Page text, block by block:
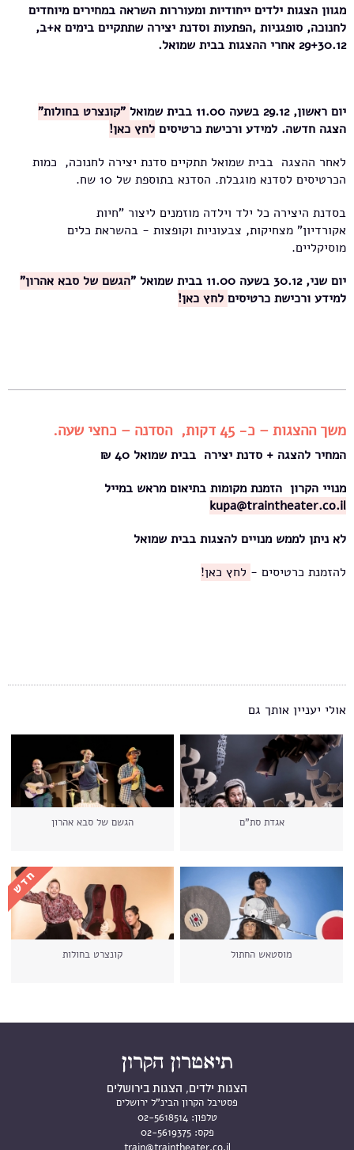
מגוון הצגות ילדים ייחודיות ומעוררות השראה במחירים מיוחדים
לחנוכה, סופגניות ,הפתעות וסדנת יצירה שתתקיים בימים א+ב,
29+30.12 אחרי ההצגות בבית שמואל.
יום ראשון, 29.12 בשעה 11.00 בבית שמואל
"קונצרט בחולות"
הצגה חדשה. למידע ורכישת כרטיסים לחץ כאן!
לאחר ההצגה בבית שמואל תתקיים סדנת יצירה לחנוכה, כמות
הכרטיסים לסדנא מוגבלת. הסדנא בתוספת של 10 שח.
בסדנת היצירה כל ילד וילדה מוזמנים ליצור "חיות
אקורדיון" מצחיקות, צבעוניות וקופצות - בהשראת כלים
מוסיקליים.
יום שני, 30.12 בשעה 11.00 בבית שמואל "
הגשם של סבא אהרון"
למידע ורכישת כרטיסים לחץ כאן!
משך ההצגות – כ- 45 דקות, הסדנה – כחצי שעה.
המחיר להצגה + סדנת יצירה בבית שמואל 40 ₪
מנויי הקרון הזמנת מקומות בתיאום מראש במייל
kupa@traintheater.co.il
לא ניתן לממש מנויים להצגות בבית שמואל
להזמנת כרטיסים - לחץ כאן!
אולי יעניין אותך גם
אגדת סת"ם הגשם של סבא אהרון
מוסטאש החתול קונצרט בחולות
הצגות ילדים, הצגות בירושלים
פסטיבל הקרון הבינ"ל ירושלים
טלפון: 02-5618514
פקס: 02-5619375